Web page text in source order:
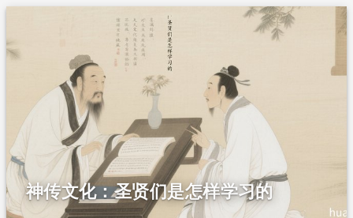
笔者附言
神传文化：圣贤们是怎样学习的